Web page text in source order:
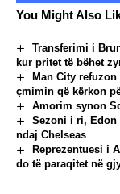
You Might Also
Transferimi i
kur pritet të bëhet
Man City
çmimin që kërkon
Amorim synon
Sezoni i ri, Edon
ndaj Chelseas
Reprezentuesi i
do të paraqitet në